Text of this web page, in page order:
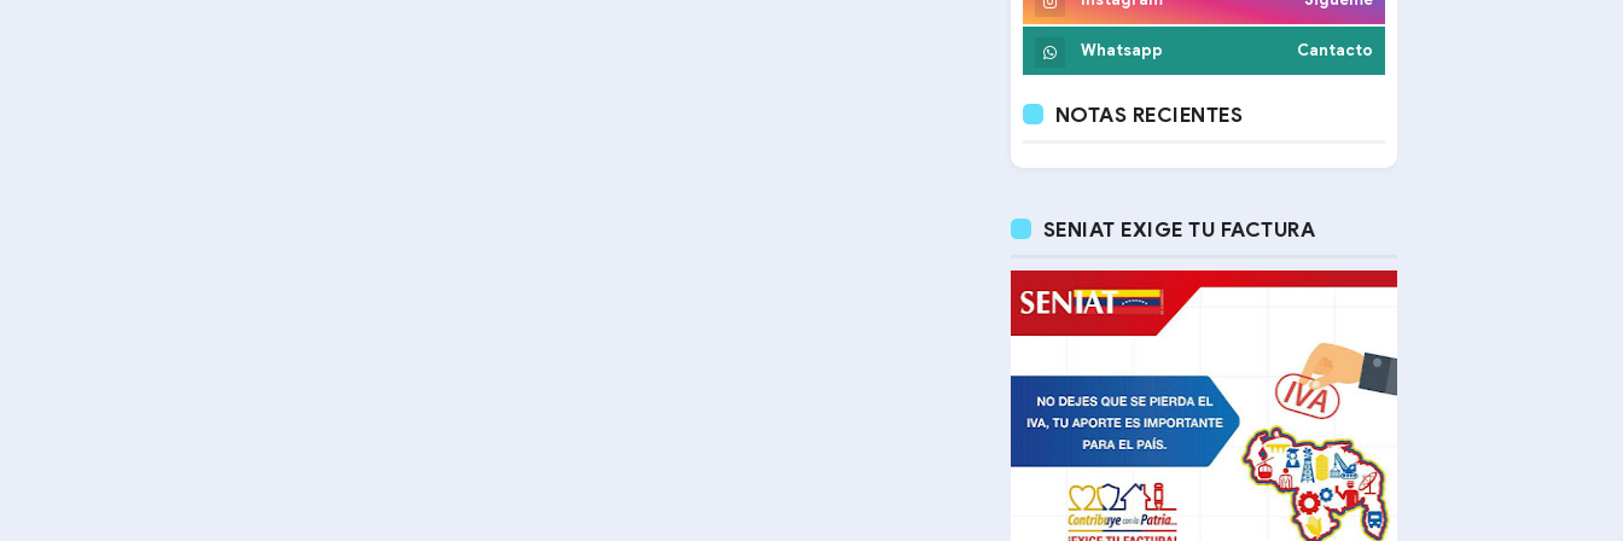
Whatsapp Cantacto
NOTAS RECIENTES
SENIAT EXIGE TU FACTURA